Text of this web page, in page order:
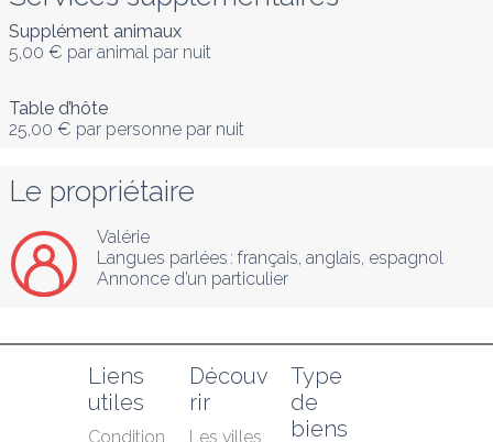
Supplément animaux
5,00 € par animal par nuit
Table d’hôte
25,00 € par personne par nuit
Le propriétaire
Valérie
Langues parlées : français, anglais, espagnol
Annonce d’un particulier
Liens
utiles
Condition
Découv
rir
Les villes
Type
de
biens